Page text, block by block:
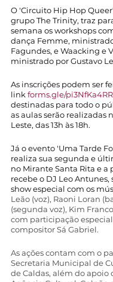
O 'Circuito Hip Hop
grupo The Trinity, traz
semana os workshops
dança Femme,
Fagundes, e Waacking e
ministrado por Gustavo
As inscrições podem ser
link forms.gle/
destinadas para todo o
as aulas serão realizadas
Leste, das 13h às 18h.
Já o evento 'Uma Tarde
realiza sua segunda e
no Mirante Santa Rita e a
recebe o DJ Leo
show especial com os
Leão (voz), Raoni Loran
(segunda voz), Kim
com participação
compositor Sá Gabriel.
As ações contam com o
Secretaria Municipal de
de Caldas, além do apoio